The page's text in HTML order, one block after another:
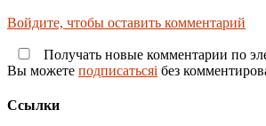
Войдите, чтобы оставить комментарий
Получать новые комментарии по
Вы можете подписатьсяi без
Ссылки